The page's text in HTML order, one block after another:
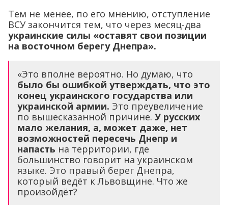
Тем не менее, по его мнению, отступление
ВСУ закончится тем, что через месяц-два
украинские силы «оставят свои позиции
на восточном берегу Днепра».
«Это вполне вероятно. Но думаю, что
было бы ошибкой утверждать, что это
конец украинского государства или
украинской армии. Это преувеличение
по вышесказанной причине. У русских
мало желания, а, может даже, нет
возможностей пересечь Днепр и
напасть на территории, где
большинство говорит на украинском
языке. Это правый берег Днепра,
который ведёт к Львовщине. Что же
произойдёт?